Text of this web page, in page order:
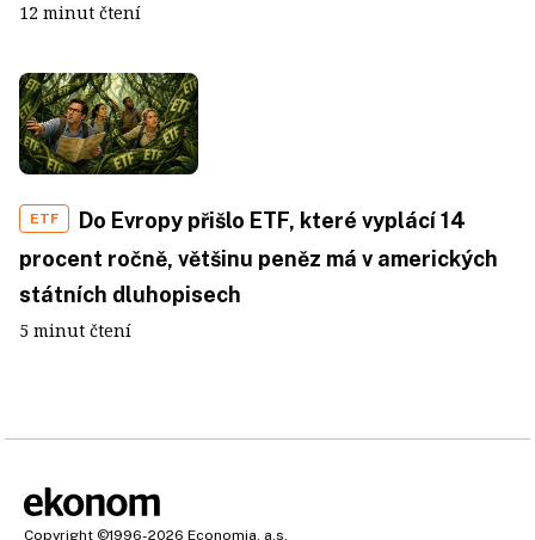
12 minut čtení
ETF
Do Evropy přišlo ETF, které vyplácí 14
procent ročně, většinu peněz má v amerických
státních dluhopisech
5 minut čtení
Copyright ©1996-2026 Economia, a.s.